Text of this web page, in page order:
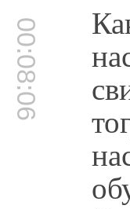
00:08:06